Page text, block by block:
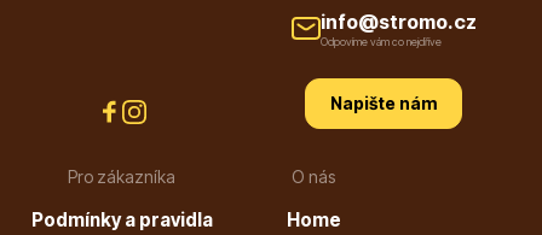
Dárkový poukaz
Pro zákazníka
Podmínky a pravidla
O nás
Home
info@stromo.cz
Odpovíme vám co nejdříve
Napište nám